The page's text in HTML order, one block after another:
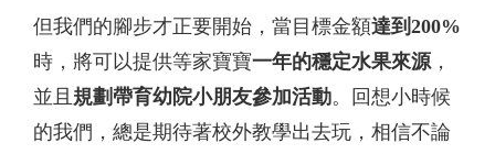
但我們的腳步才正要開始，當目標金額達到200%
時， 將可以提供等家寶寶一年的穩定水果來源 ，
並且 規劃帶育幼院小朋友參加活動。回想小時候
的我們，總是期待著校外教學出去玩，相信不論